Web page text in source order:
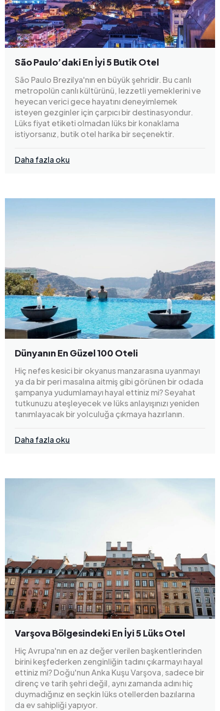
São Paulo’daki En İyi 5 Butik Otel
São Paulo Brezilya'nın en büyük şehridir. Bu canlı
metropolün canlı kültürünü, lezzetli yemeklerini ve
heyecan verici gece hayatını deneyimlemek
isteyen gezginler için çarpıcı bir destinasyondur.
Lüks fiyat etiketi olmadan lüks bir konaklama
istiyorsanız, butik otel harika bir seçenektir.
Daha fazla oku
Dünyanın En Güzel 100 Oteli
Hiç nefes kesici bir okyanus manzarasına uyanmayı
ya da bir peri masalına aitmiş gibi görünen bir odada
şampanya yudumlamayı hayal ettiniz mi? Seyahat
tutkunuzu ateşleyecek ve lüks anlayışınızı yeniden
tanımlayacak bir yolculuğa çıkmaya hazırlanın.
Daha fazla oku
Varşova Bölgesindeki En İyi 5 Lüks Otel
Hiç Avrupa'nın en az değer verilen başkentlerinden
birini keşfederken zenginliğin tadını çıkarmayı hayal
ettiniz mi? Doğu'nun Anka Kuşu Varşova, sadece bir
direnç ve tarih şehri değil, aynı zamanda adını hiç
duymadığınız en seçkin lüks otellerden bazılarına
da ev sahipliği yapıyor.